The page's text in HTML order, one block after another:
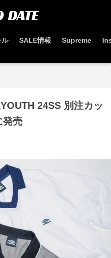
ル SALE情報 Supreme
24SS 別注カッ
発売